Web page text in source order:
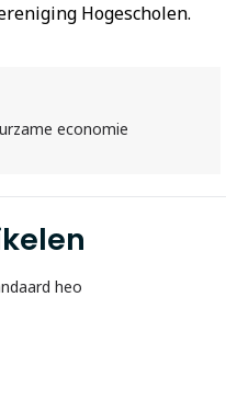
Hogescholen.
economie
heo